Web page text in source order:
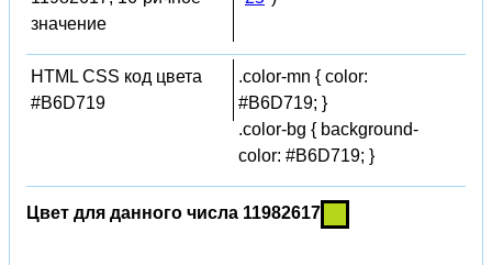
значение
HTML CSS код цвета
#B6D719
.color-mn { color:
#B6D719; }
.color-bg { background-
color: #B6D719; }
Цвет для данного числа 11982617